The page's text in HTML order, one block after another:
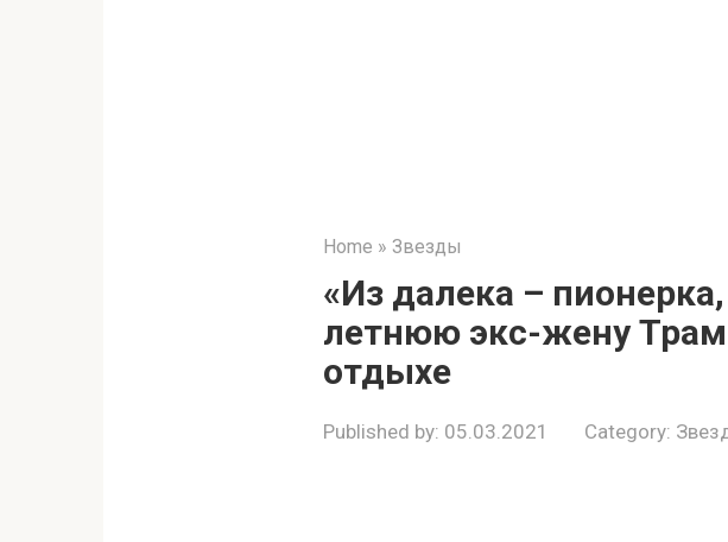
Home » Звезды
«Из далека –
летнюю экс-жену
отдыхе
Published by: 05.03.2021 Category: